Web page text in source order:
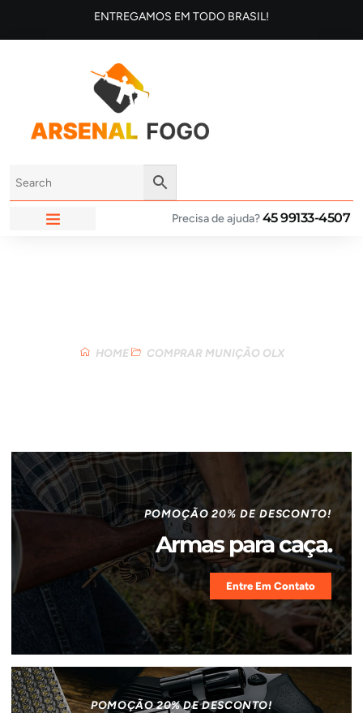
ENTREGAMOS EM TODO BRASIL!
Precisa de ajuda?45 99133-4507
HOME COMPRAR MUNIÇÃO OLX
POMOÇÃO 20% DE DESCONTO!
Armas para caça.
Entre Em Contato
POMOÇÃO 20% DE DESCONTO!